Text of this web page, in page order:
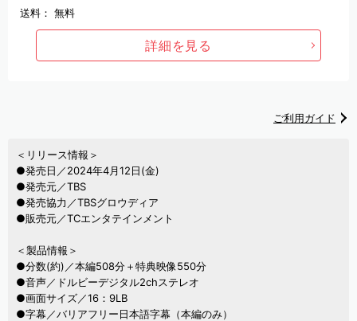
送料： 無料
詳細を見る
ご利用ガイド
＜リリース情報＞
●発売日／2024年4月12日(金)
●発売元／TBS
●発売協力／TBSグロウディア
●販売元／TCエンタテインメント
＜製品情報＞
●分数(約)／本編508分＋特典映像550分
●音声／ドルビーデジタル2chステレオ
●画面サイズ／16：9LB
●字幕／バリアフリー日本語字幕（本編のみ）